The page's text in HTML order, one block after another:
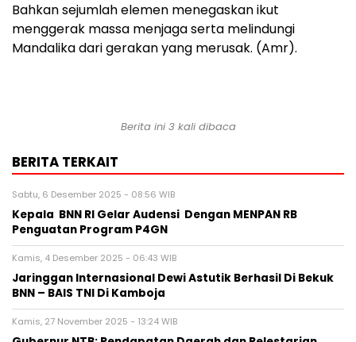
Bahkan sejumlah elemen menegaskan ikut
menggerak massa menjaga serta melindungi
Mandalika dari gerakan yang merusak. (Amr).
Berita ini 3 kali dibaca
BERITA TERKAIT
Sabtu, 6 Desember 2025 - 08:56 WIB
Kepala BNN RI Gelar Audensi Dengan MENPAN RB
Penguatan Program P4GN
Kamis, 4 Desember 2025 - 06:43 WIB
Jaringgan Internasional Dewi Astutik Berhasil Di Bekuk
BNN – BAIS TNI Di Kamboja
Kamis, 27 November 2025 - 13:24 WIB